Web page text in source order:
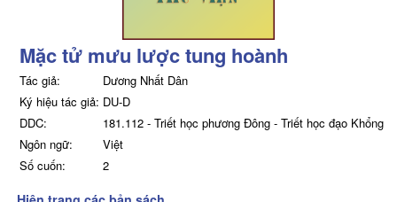
Mặc tử mưu lược tung hoành
Tác giả:
Dương Nhất Dân
Ký hiệu tác giả: DU-D
DDC:
181.112 - Triết học phương Đông - Triết học đạo Khổng
Ngôn ngữ:
Việt
Số cuốn:
2